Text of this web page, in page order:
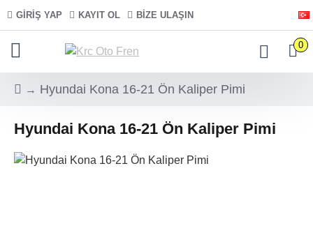
GIRIŞ YAP KAYIT OL BIZE ULAŞIN
0
Hyundai Kona 16-21 Ön Kaliper Pimi
Hyundai Kona 16-21 Ön Kaliper Pimi